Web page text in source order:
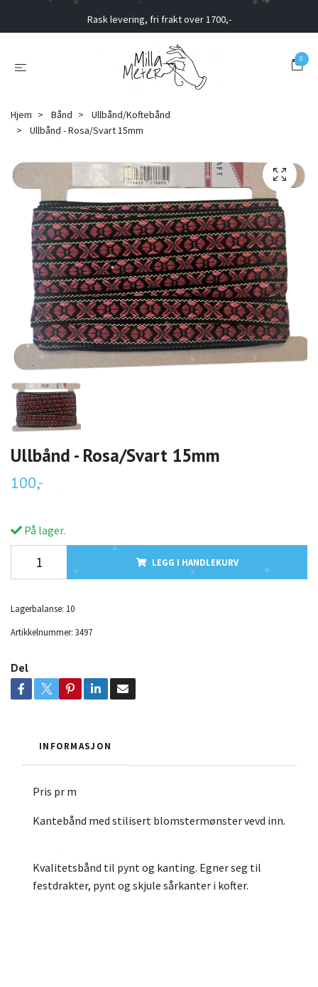
Rask levering, fri frakt over 1700,-
0
Hjem Bånd
Ullbånd/Koftebånd
Ullbånd - Rosa/Svart 15mm
Ullbånd - Rosa/Svart 15mm
100,-
På lager.
LEGG I HANDLEKURV
Lagerbalanse: 10
Artikkelnummer: 3497
Del
INFORMASJON
Pris pr m
Kantebånd med stilisert blomstermønster vevd inn.
Kvalitetsbånd til pynt og kanting. Egner seg til
festdrakter, pynt og skjule sårkanter i kofter.